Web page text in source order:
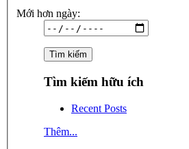
Mới hơn ngày:
Tìm kiếm hữu ích
Recent Posts
Thêm...